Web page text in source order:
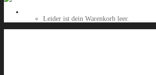
Leider ist dein Warenkorb leer.